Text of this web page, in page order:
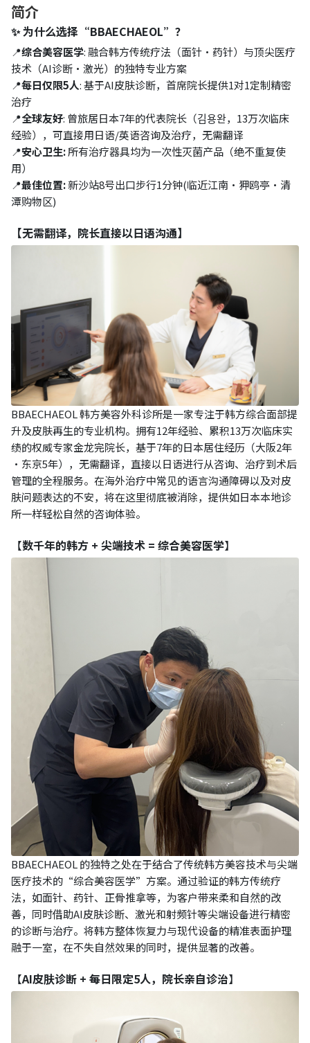
简介
✨ 为什么选择“BBAECHAEOL”？
📍综合美容医学: 融合韩方传统疗法（面针·药针）与顶尖医疗
技术（AI诊断·激光）的独特专业方案
📍每日仅限5人: 基于AI皮肤诊断，首席院长提供1对1定制精密
治疗
📍全球友好: 曾旅居日本7年的代表院长（김용완，13万次临床
经验），可直接用日语/英语咨询及治疗，无需翻译
📍安心卫生:所有治疗器具均为一次性灭菌产品（绝不重复使
用）
📍最佳位置:新沙站8号出口步行1分钟(临近江南·狎鸥亭·清
潭购物区)
【无需翻译，院长直接以日语沟通】
BBAECHAEOL 韩方美容外科诊所是一家专注于韩方综合面部提
升及皮肤再生的专业机构。拥有12年经验、累积13万次临床实
绩的权威专家金龙完院长，基于7年的日本居住经历（大阪2年
·东京5年），无需翻译，直接以日语进行从咨询、治疗到术后
管理的全程服务。在海外治疗中常见的语言沟通障碍以及对皮
肤问题表达的不安，将在这里彻底被消除，提供如日本本地诊
所一样轻松自然的咨询体验。
【数千年的韩方 + 尖端技术 = 综合美容医学】
BBAECHAEOL 的独特之处在于结合了传统韩方美容技术与尖端
医疗技术的“综合美容医学”方案。通过验证的韩方传统疗
法，如面针、药针、正骨推拿等，为客户带来柔和自然的改
善，同时借助AI皮肤诊断、激光和射频针等尖端设备进行精密
的诊断与治疗。将韩方整体恢复力与现代设备的精准表面护理
融于一室，在不失自然效果的同时，提供显著的改善。
【AI皮肤诊断 + 每日限定5人，院长亲自诊治】